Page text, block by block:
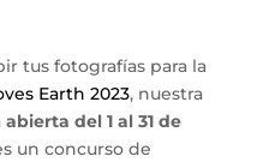
tus fotografías para la
Earth 2023, nuestra
abierta del 1 al 31 de
un concurso de